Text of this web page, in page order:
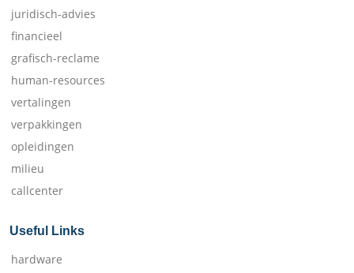
juridisch-advies
financieel
grafisch-reclame
human-resources
vertalingen
verpakkingen
opleidingen
milieu
callcenter
Useful Links
hardware